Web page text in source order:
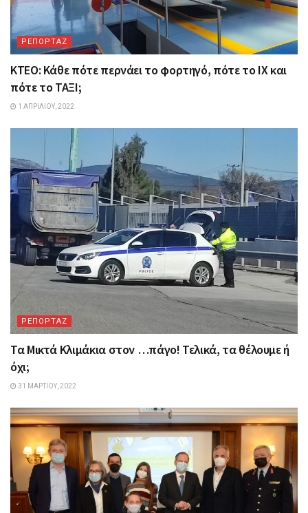
ΡΕΠΟΡΤΑΖ
ΚΤΕΟ: Κάθε πότε περνάει το φορτηγό, πότε το ΙΧ και
πότε το ΤΑΞΙ;
1 ΑΠΡΙΛΊΟΥ, 2022
ΡΕΠΟΡΤΑΖ
Τα Mικτά Kλιμάκια στον …πάγο! Τελικά, τα θέλουμε ή
όχι;
31 ΜΑΡΤΊΟΥ, 2022